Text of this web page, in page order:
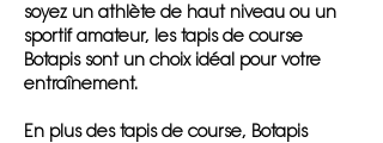
soyez un athlète de haut niveau ou un
sportif amateur, les tapis de course
Botapis sont un choix idéal pour votre
entraînement.
En plus des tapis de course, Botapis